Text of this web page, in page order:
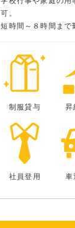
可。
短時間～８時間まで
制服貸与 昇
社員登用 車